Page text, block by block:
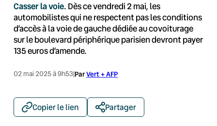
Casser la voie. Dès ce vendredi 2 mai, les
automobilistes qui ne respectent pas les conditions
d’accès à la voie de gauche dédiée au covoiturage
sur le boulevard périphérique parisien devront payer
135 euros d’amende.
02 mai 2025 à 9h53|ParVert + AFP
Copier le lien Partager